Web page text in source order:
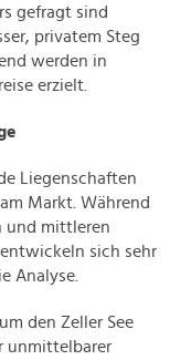
gefragt sind
privatem Steg
werden in
erzielt.
Liegenschaften
Markt. Während
und mittleren
sich sehr
Analyse.
den Zeller See
unmittelbarer